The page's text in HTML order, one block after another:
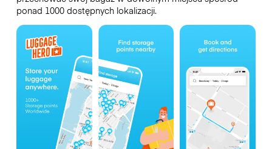
ponad 1000 dostępnych lokalizacji.